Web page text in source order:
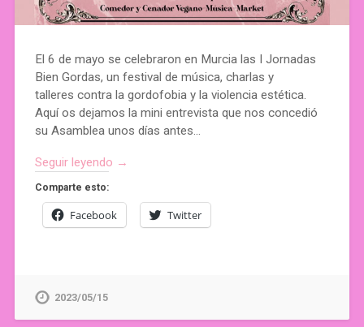
El 6 de mayo se celebraron en Murcia las I Jornadas
Bien Gordas, un festival de música, charlas y
talleres contra la gordofobia y la violencia estética.
Aquí os dejamos la mini entrevista que nos concedió
su Asamblea unos días antes…
Seguir leyendo →
Comparte esto:
Facebook Twitter
2023/05/15